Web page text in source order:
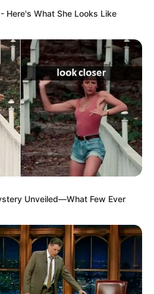
und
um Lutherstadt
Dabrun, Eutzsch und
Das barocke Wasserschloss
in der Dübener
8-stöckigen Turm eine
Das Schlossmuseum
werden. Informationen
Fläming - Zwischen den
langer Kunstwanderweg
eine Südroute erweitert
von Künstlern aus
ebenso aus der niederländischen
sehen, womit auch an die
Here's What She Looks Like
Unveiled—What Few Ever